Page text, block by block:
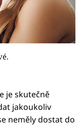
je skutečně
jakoukoliv
neměly dostat do